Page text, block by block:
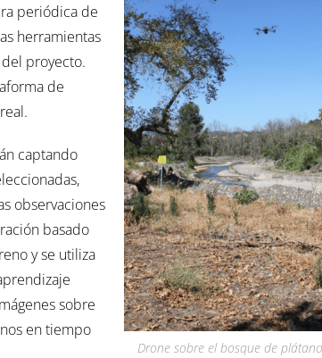
periódica de
herramientas
proyecto.
de
captando
observaciones
basado
y se utiliza
sobre
en tiempo
Drone sobre el bosque de